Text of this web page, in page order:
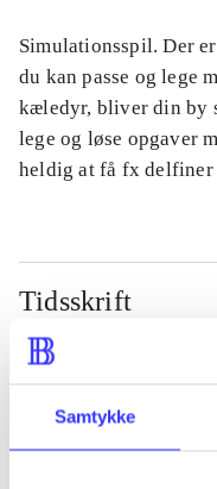
Samtykke
Simulationsspil. Der
du kan passe og lege
kæledyr, bliver din by
lege og løse opgaver
heldig at få fx
Tidsskrift
Artiklen er en del af